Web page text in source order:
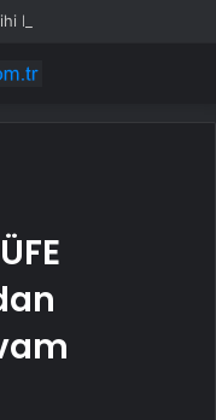
bir adımdır